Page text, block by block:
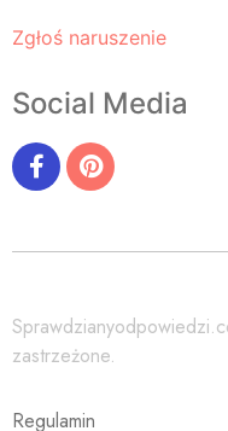
Zgłoś naruszenie
Social Media
zastrzeżone.
Regulamin